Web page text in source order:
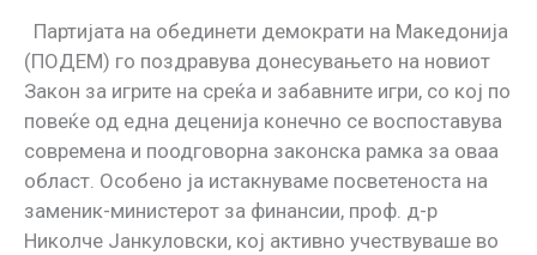
Партијата на обединети демократи на Македонија
(ПОДЕМ) го поздравува донесувањето на новиот
Закон за игрите на среќа и забавните игри, со кој по
повеќе од една деценија конечно се воспоставува
современа и поодговорна законска рамка за оваа
област. Особено ја истакнуваме посветеноста на
заменик-министерот за финансии, проф. д-р
Николче Јанкуловски, кој активно учествуваше во